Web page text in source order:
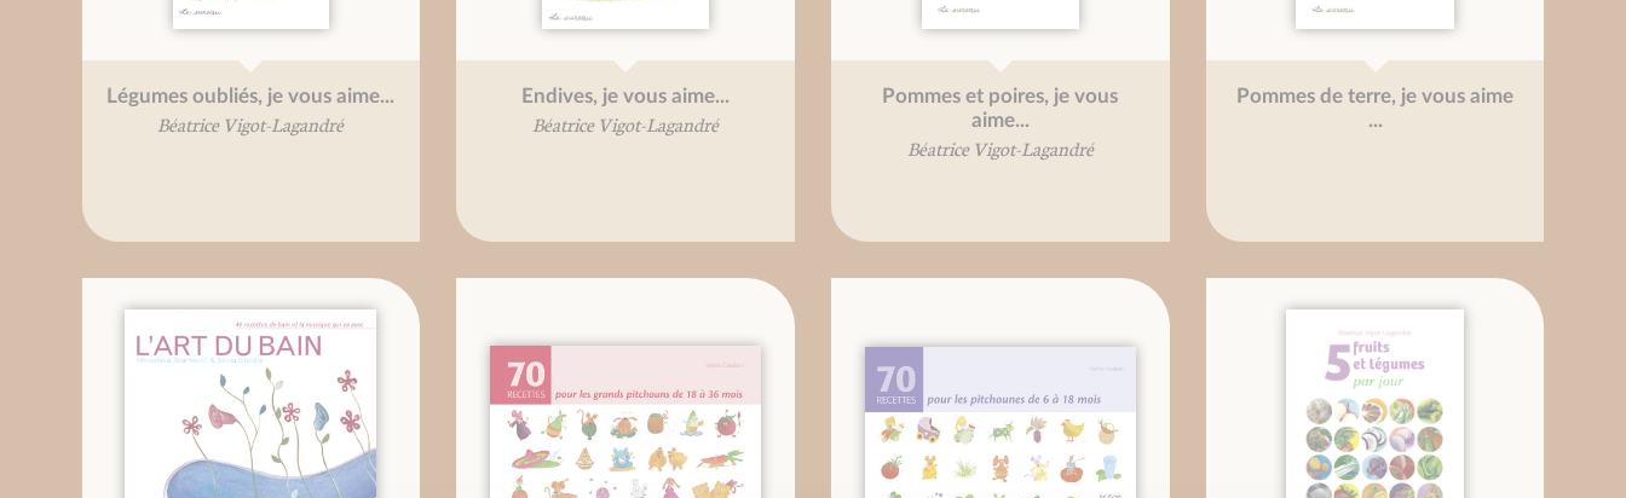
Légumes oubliés, je vous aime...
Béatrice Vigot-Lagandré
Endives, je vous aime...
Béatrice Vigot-Lagandré
Pommes et poires, je vous
aime...
Béatrice Vigot-Lagandré
Pommes de terre, je vous aime
...